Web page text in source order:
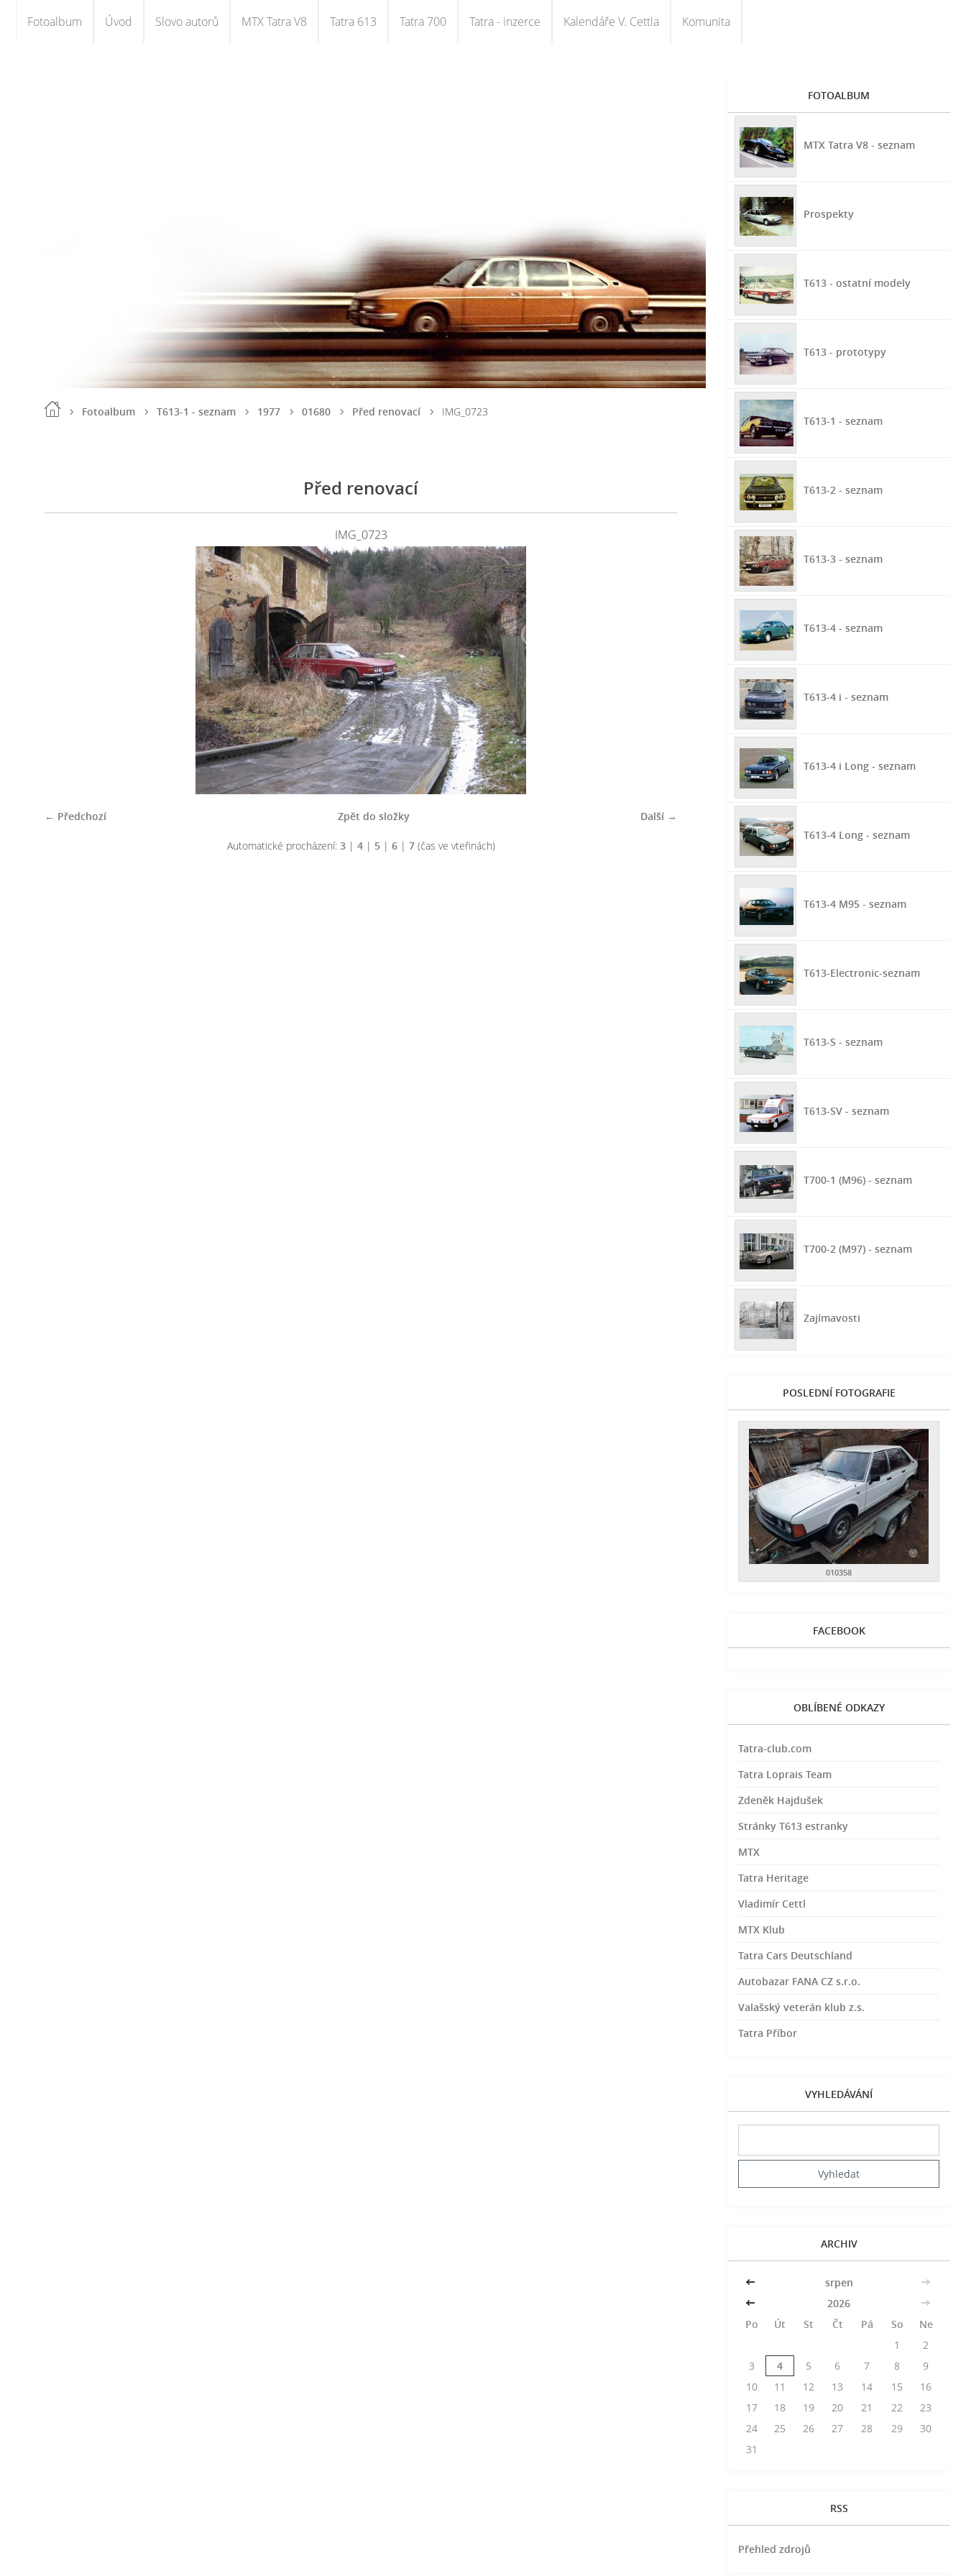
Fotoalbum Úvod Slovo autorů MTX Tatra V8 Tatra 613 Tatra 700 Tatra - inzerce Kalendáře V. Cettla Komunita
Fotoalbum T613-1 - seznam 1977 01680 Před renovací IMG_0723
Před renovací
IMG_0723
← Předchozí Další →
Zpět do složky
Automatické procházení: 3| 4| 5| 6| 7(čas ve vteřinách)
FOTOALBUM
MTX Tatra V8 - seznam
Prospekty
T613 - ostatní modely
T613 - prototypy
T613-1 - seznam
T613-2 - seznam
T613-3 - seznam
T613-4 - seznam
T613-4 i - seznam
T613-4 i Long - seznam
T613-4 Long - seznam
T613-4 M95 - seznam
T613-Electronic-seznam
T613-S - seznam
T613-SV - seznam
T700-1 (M96) - seznam
T700-2 (M97) - seznam
Zajímavosti
POSLEDNÍ FOTOGRAFIE
010358
FACEBOOK
OBLÍBENÉ ODKAZY
Tatra-club.com
Tatra Loprais Team
Zdeněk Hajdušek
Stránky T613 estranky
MTX
Tatra Heritage
Vladimír Cettl
MTX Klub
Tatra Cars Deutschland
Autobazar FANA CZ s.r.o.
Valašský veterán klub z.s.
Tatra Příbor
VYHLEDÁVÁNÍ
ARCHIV
<< srpen
>>
<<
2026
>>
Po
Út St Čt Pá So
Ne
1
2
3
4 5 6 7 8
9
10
11 12 13 14 15
16
17
18 19 20 21 22
23
24
25 26 27 28 29
30
31
RSS
Přehled zdrojů